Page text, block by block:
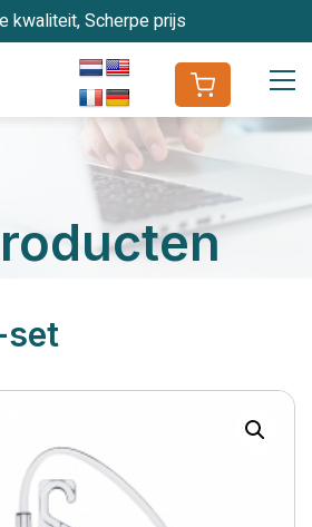
kwaliteit, Scherpe prijs
set